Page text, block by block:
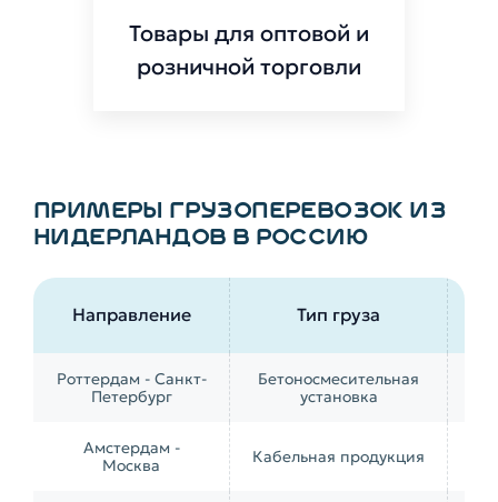
Товары для оптовой и
розничной торговли
ПРИМЕРЫ ГРУЗОПЕРЕВОЗОК ИЗ
НИДЕРЛАНДОВ В РОССИЮ
Направление Тип груза
Роттердам - Санкт-
Петербург
Бетоносмесительная
установка
Амстердам -
Москва
Кабельная продукция